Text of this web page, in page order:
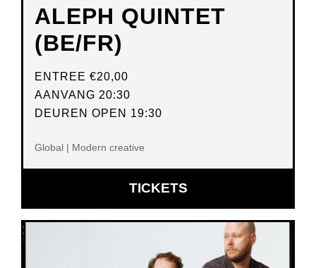
ALEPH QUINTET
(BE/FR)
ENTREE €20,00
AANVANG 20:30
DEUREN OPEN 19:30
Global | Modern creative
TICKETSOPENT
IN
NIEUW
VENSTER